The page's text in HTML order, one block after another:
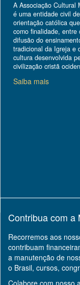
A Associação Cultural
é uma entidade civil de
orientação católica
como finalidade, entre
difusão do
tradicional da Igreja e
cultura desenvolvida
civilização cristã
Saiba mais
Contribua com a
Recorremos aos
contribuam
a manutenção de
o Brasil, cursos,
Colabore com nosso